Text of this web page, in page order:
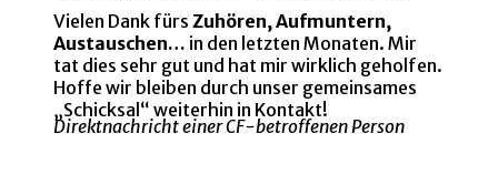
Vielen Dank fürs Zuhören, Aufmuntern,
Austauschen… in den letzten Monaten. Mir
tat dies sehr gut und hat mir wirklich geholfen.
Hoffe wir bleiben durch unser gemeinsames
„Schicksal“ weiterhin in Kontakt!
Direktnachricht einer CF-betroffenen Person